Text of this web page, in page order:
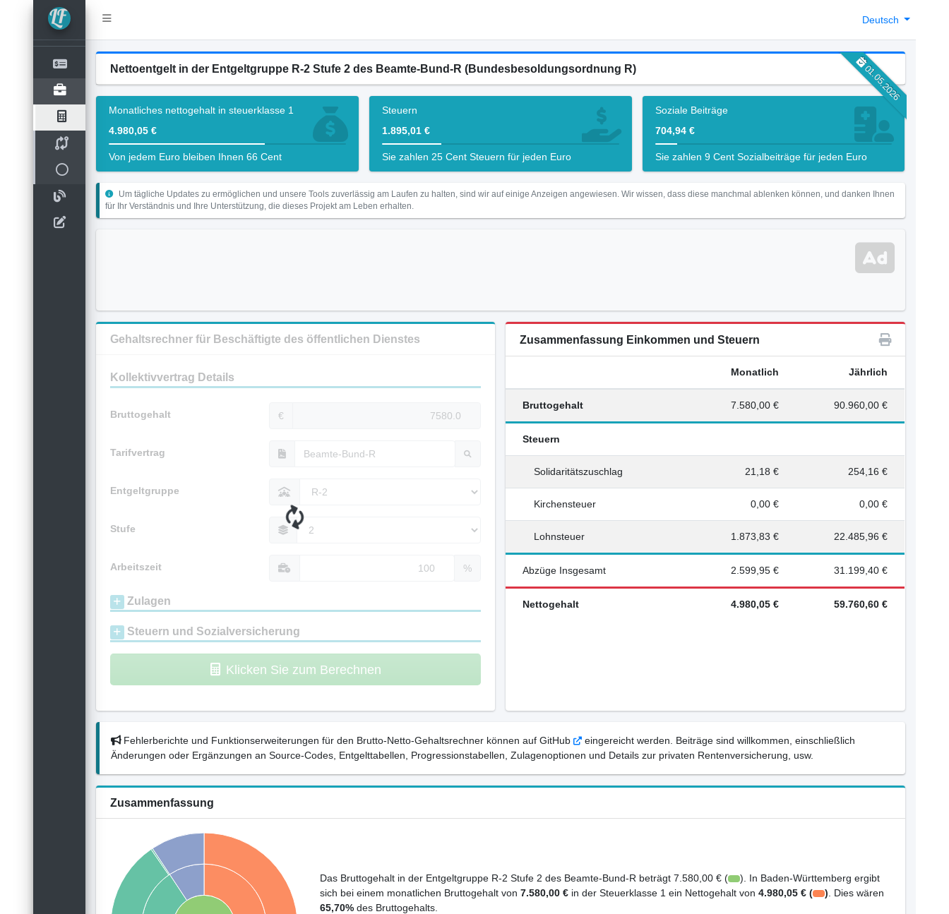
Deutsch
01.05.2026
Nettoentgelt in der Entgeltgruppe R-2 Stufe 2 des Beamte-Bund-R (Bundesbesoldungsordnung R)
Monatliches nettogehalt in steuerklasse 1
4.980,05 €
Von jedem Euro bleiben Ihnen 66 Cent
Steuern
1.895,01 €
Sie zahlen 25 Cent Steuern für jeden Euro
Soziale Beiträge
704,94 €
Sie zahlen 9 Cent Sozialbeiträge für jeden Euro
Um tägliche Updates zu ermöglichen und unsere Tools zuverlässig am Laufen zu halten, sind wir auf einige Anzeigen angewiesen. Wir wissen, dass diese manchmal ablenken können, und danken Ihnen
für Ihr Verständnis und Ihre Unterstützung, die dieses Projekt am Leben erhalten.
Gehaltsrechner für Beschäftigte des öffentlichen Dienstes
Kollektivvertrag Details
Bruttogehalt €
Tarifvertrag
Entgeltgruppe
Stufe
Arbeitszeit %
Zulagen
Steuern und Sozialversicherung
Klicken Sie zum Berechnen
Zusammenfassung Einkommen und Steuern
Monatlich Jährlich
Bruttogehalt 7.580,00 € 90.960,00 €
Steuern
Solidaritätszuschlag 21,18 € 254,16 €
Kirchensteuer 0,00 € 0,00 €
Lohnsteuer 1.873,83 € 22.485,96 €
Abzüge Insgesamt 2.599,95 € 31.199,40 €
Nettogehalt 4.980,05 € 59.760,60 €
Fehlerberichte und Funktionserweiterungen für den Brutto-Netto-Gehaltsrechner können auf GitHub
eingereicht werden. Beiträge sind willkommen, einschließlich
Änderungen oder Ergänzungen an Source-Codes, Entgelttabellen, Progressionstabellen, Zulagenoptionen und Details zur privaten Rentenversicherung, usw.
Zusammenfassung
Das Bruttogehalt in der Entgeltgruppe R-2 Stufe 2 des Beamte-Bund-R beträgt 7.580,00 € (
). In Baden-Württemberg ergibt
sich bei einem monatlichen Bruttogehalt von 7.580,00 €in der Steuerklasse 1 ein Nettogehalt von 4.980,05 € ( ) . Dies wären
65,70%des Bruttogehalts.